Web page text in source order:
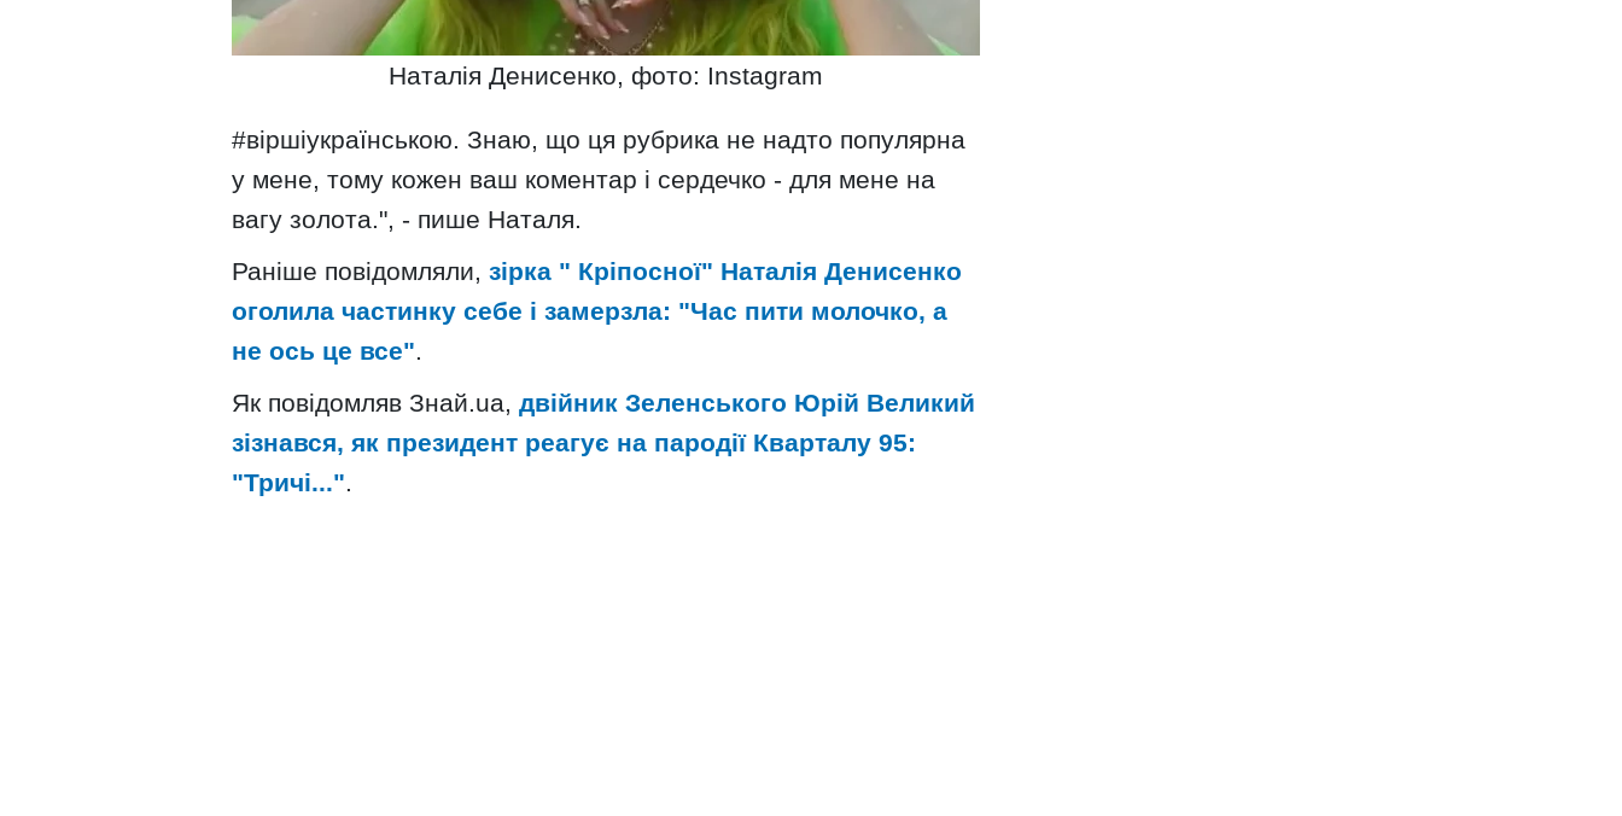
Наталія Денисенко, фото: Instagram
#віршіукраїнською. Знаю, що ця рубрика не надто популярна
у мене, тому кожен ваш коментар і сердечко - для мене на
вагу золота.", - пише Наталя.
Раніше повідомляли, зірка " Кріпосної" Наталія Денисенко
оголила частинку себе і замерзла: "Час пити молочко, а
не ось це все".
Як повідомляв Знай.uа, двійник Зеленського Юрій Великий
зізнався, як президент реагує на пародії Кварталу 95:
"Тричі...".